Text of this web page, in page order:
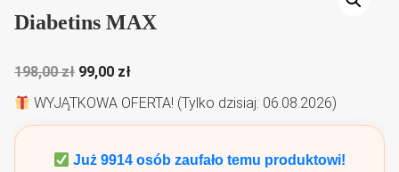
Diabetins MAX
198,00zł Pierwotna
cena
99,00 złAktualna
cena
wynosi:
WYJĄTKOWA OFERTA! (Tylko dzisiaj: 06.08.2026)
Już9914 osób zaufało temu produktowi!